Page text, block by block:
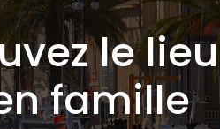
le
famille